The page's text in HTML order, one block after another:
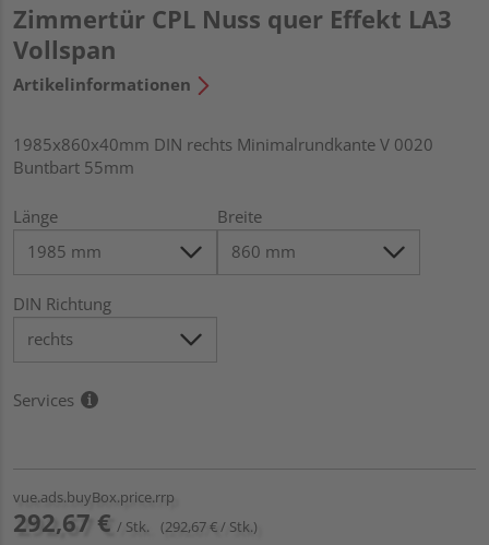
Zimmertür CPL Nuss quer Effekt LA3
Vollspan
Artikelinformationen
1985x860x40mm DIN rechts Minimalrundkante V 0020
Buntbart 55mm
Länge Breite
DIN Richtung
Services
vue.ads.buyBox.price.rrp
292,67 € / Stk. (292,67 € / Stk.)